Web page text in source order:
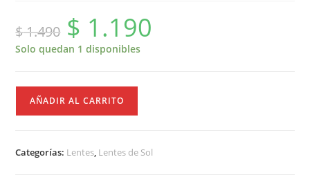
$1.490
El
precio
original
era:
$ 1.490.
$ 1.190
Solo quedan 1 disponibles
Lentes
AÑADIR AL CARRITO
Categorías: Lentes Lentes de Sol